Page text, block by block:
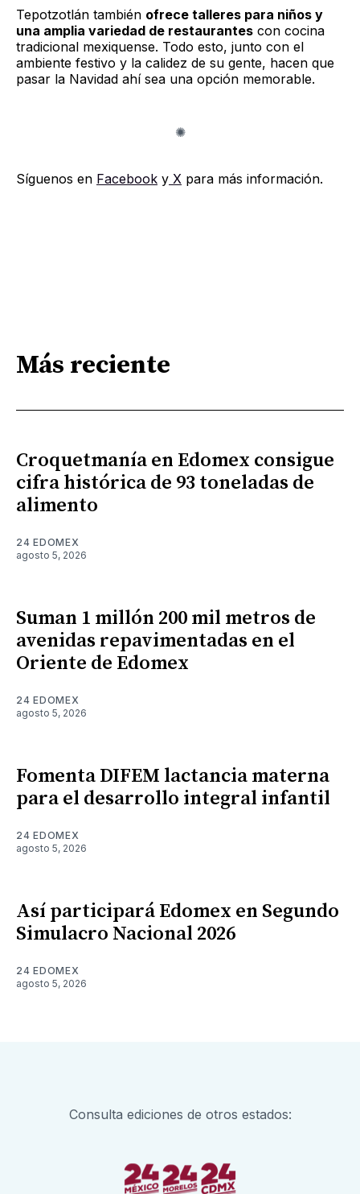
Tepotzotlán también ofrece talleres para niños y
una amplia variedad de restaurantes con cocina
tradicional mexiquense. Todo esto, junto con el
ambiente festivo y la calidez de su gente, hacen que
pasar la Navidad ahí sea una opción memorable.
Síguenos en Facebook y X para más información.
Más reciente
Croquetmanía en Edomex consigue
cifra histórica de 93 toneladas de
alimento
24 EDOMEX
agosto 5, 2026
Suman 1 millón 200 mil metros de
avenidas repavimentadas en el
Oriente de Edomex
24 EDOMEX
agosto 5, 2026
Fomenta DIFEM lactancia materna
para el desarrollo integral infantil
24 EDOMEX
agosto 5, 2026
Así participará Edomex en Segundo
Simulacro Nacional 2026
24 EDOMEX
agosto 5, 2026
Consulta ediciones de otros estados: